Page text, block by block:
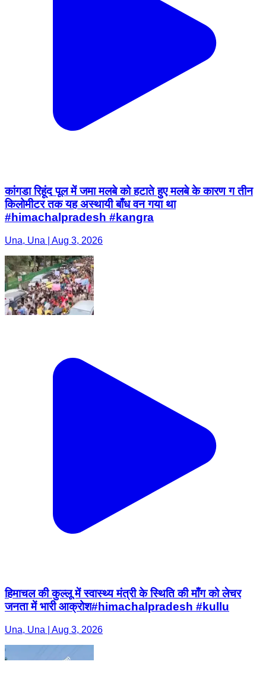
कांगडा रिहूंद पूल में जमा मलबे को हटाते हुए मलबे के कारण ग तीन
किलोमीटर तक यह अस्थायी बाँध वन गया था
#himachalpradesh #kangra
Una, Una | Aug 3, 2026
हिमाचल की कुल्लू में स्वास्थ्य मंत्री के स्थिति की माँग को लेचर
जनता में भारी आक्रोश#himachalpradesh #kullu
Una, Una | Aug 3, 2026